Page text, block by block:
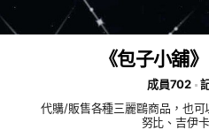
《包子小舖
成員702
代購/販售各種三麗鷗商品，也
努比、吉伊卡